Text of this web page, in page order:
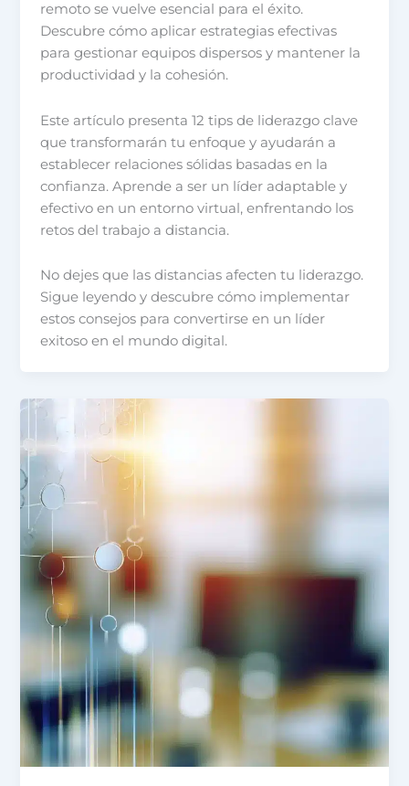
remoto se vuelve esencial para el éxito.
Descubre cómo aplicar estrategias efectivas
para gestionar equipos dispersos y mantener la
productividad y la cohesión.
Este artículo presenta 12 tips de liderazgo clave
que transformarán tu enfoque y ayudarán a
establecer relaciones sólidas basadas en la
confianza. Aprende a ser un líder adaptable y
efectivo en un entorno virtual, enfrentando los
retos del trabajo a distancia.
No dejes que las distancias afecten tu liderazgo.
Sigue leyendo y descubre cómo implementar
estos consejos para convertirse en un líder
exitoso en el mundo digital.